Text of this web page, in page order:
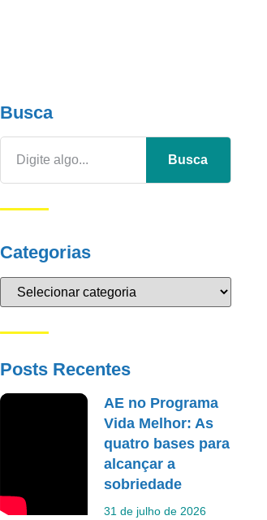
Busca
Busca
Categorias
Posts Recentes
AE no Programa
Vida Melhor: As
quatro bases para
alcançar a
sobriedade
31 de julho de 2026